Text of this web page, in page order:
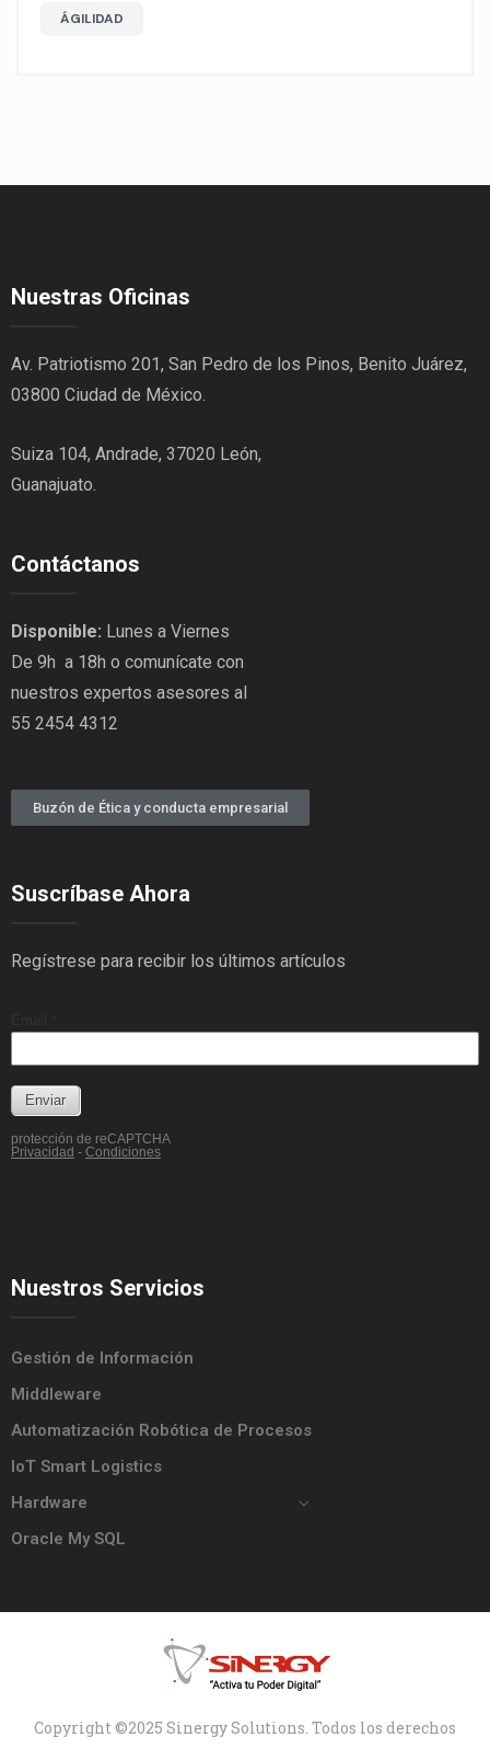
ÁGILIDAD
Nuestras Oficinas
Av. Patriotismo 201, San Pedro de los Pinos, Benito Juárez,
03800 Ciudad de México.
Suiza 104, Andrade, 37020 León,
Guanajuato.
Contáctanos
Disponible: Lunes a Viernes
De 9h a 18h o comunícate con
nuestros expertos asesores al
55 2454 4312
Buzón de Ética y conducta empresarial
Suscríbase Ahora
Regístrese para recibir los últimos artículos
Nuestros Servicios
Gestión de Información
Middleware
Automatización Robótica de Procesos
IoT Smart Logistics
Hardware
Oracle My SQL
Copyright ©2025 Sinergy Solutions. Todos los derechos